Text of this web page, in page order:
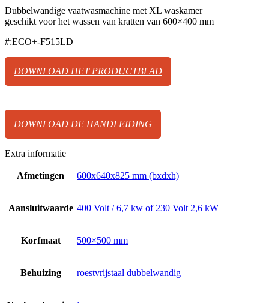
Dubbelwandige vaatwasmachine met XL waskamer
geschikt voor het wassen van kratten van 600×400 mm
#:ECO+-F515LD
DOWNLOAD HET PRODUCTBLAD
DOWNLOAD DE HANDLEIDING
Extra informatie
Afmetingen 600x640x825 mm (bxdxh)
Aansluitwaarde 400 Volt / 6,7 kw of 230 Volt 2,6 kW
Korfmaat 500×500 mm
Behuizing roestvrijstaal dubbelwandig